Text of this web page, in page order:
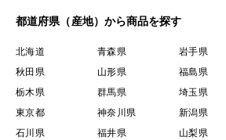
都道府県（産地）から商品を探す
北海道 青森県 岩手県
秋田県
山形県 福島県
栃木県
群馬県 埼玉県
東京都
神奈川県 新潟県
石川県
福井県 山梨県